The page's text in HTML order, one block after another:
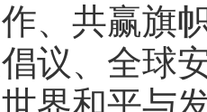
、共赢旗
议、全球